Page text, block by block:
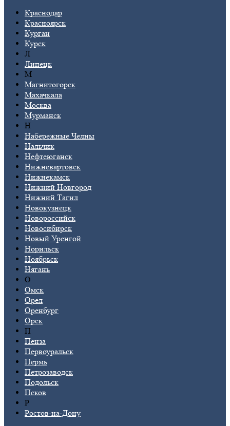
Краснодар
Красноярск
Курган
Курск
Л
Липецк
М
Магнитогорск
Махачкала
Москва
Мурманск
Н
Набережные Челны
Нальчик
Нефтеюганск
Нижневартовск
Нижнекамск
Нижний Новгород
Нижний Тагил
Новокузнецк
Новороссийск
Новосибирск
Новый Уренгой
Норильск
Ноябрьск
Нягань
О
Омск
Орел
Оренбург
Орск
П
Пенза
Первоуральск
Пермь
Петрозаводск
Подольск
Псков
Р
Ростов-на-Дону